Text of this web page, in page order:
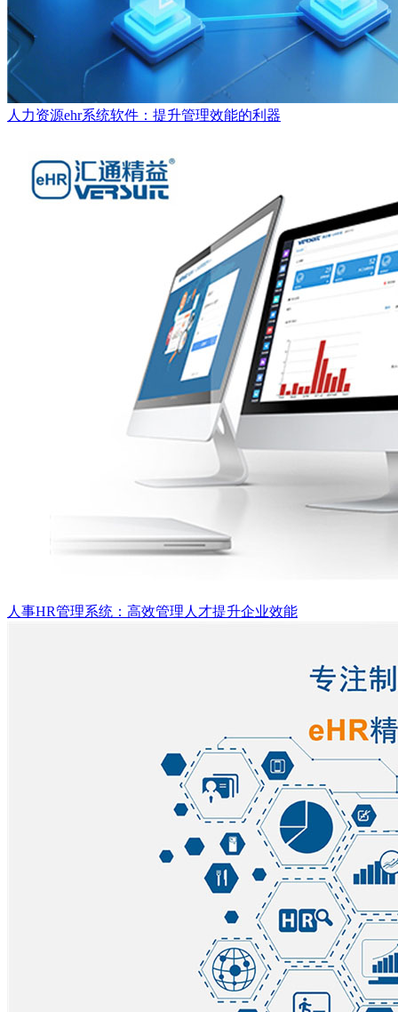
人力资源ehr系统软件：提升管理效能的利器
人事HR管理系统：高效管理人才提升企业效能